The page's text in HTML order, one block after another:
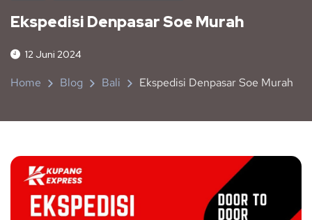
Ekspedisi Denpasar Soe Murah
12 Juni 2024
Home Blog Bali Ekspedisi Denpasar Soe Murah